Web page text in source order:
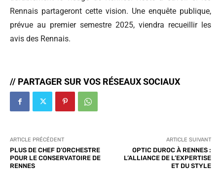
Rennais partageront cette vision. Une enquête publique,
prévue au premier semestre 2025, viendra recueillir les
avis des Rennais.
// PARTAGER SUR VOS RÉSEAUX SOCIAUX
ARTICLE PRÉCÉDENT
PLUS DE CHEF D’ORCHESTRE
POUR LE CONSERVATOIRE DE
RENNES
ARTICLE SUIVANT
OPTIC DUROC À RENNES :
L’ALLIANCE DE L’EXPERTISE
ET DU STYLE